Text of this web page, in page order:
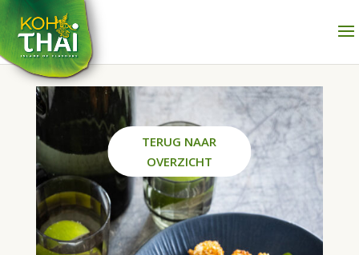
TERUG NAAR
OVERZICHT